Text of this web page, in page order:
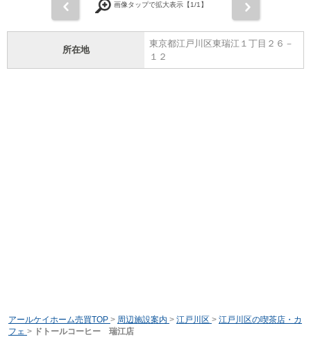
画像タップで拡大表示【1/1】
所在地
東京都江戸川区東瑞江１丁目２６－
１２
アールケイホーム売買TOP > 周辺施設案内 > 江戸川区 > 江戸川区の喫茶店・カ
フェ > ドトールコーヒー 瑞江店